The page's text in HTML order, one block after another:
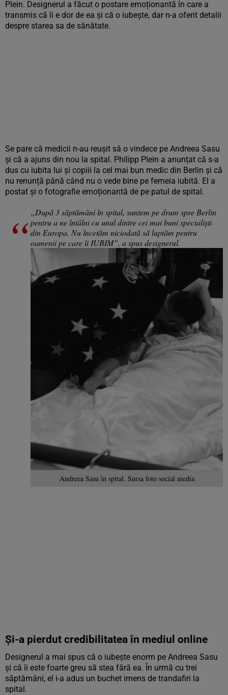
Plein. Designerul a făcut o postare emoționantă în care a
transmis că îi e dor de ea și că o iubește, dar n-a oferit detalii
despre starea sa de sănătate.
Se pare că medicii n-au reușit să o vindece pe Andreea Sasu
și că a ajuns din nou la spital. Philipp Plein a anunțat că s-a
dus cu iubita lui și copiii la cel mai bun medic din Berlin și că
nu renunță până când nu o vede bine pe femeia iubită. El a
postat și o fotografie emoționantă de pe patul de spital.
„După 3 săptămâni în spital, suntem pe drum spre Berlin
pentru a ne întâlni cu unul dintre cei mai buni specialiști
din Europa. Nu încetăm niciodată să luptăm pentru
oamenii pe care îi IUBIM”, a spus designerul.
Andreea Sasu în spital. Sursa foto social media
Și-a pierdut credibilitatea în mediul online
Designerul a mai spus că o iubește enorm pe Andreea Sasu
și că îi este foarte greu să stea fără ea. În urmă cu trei
săptămâni, el i-a adus un buchet imens de trandafiri la
spital.